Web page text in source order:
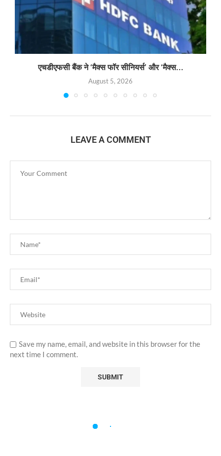
एचडीएफसी बैंक ने ‘मैक्स फॉर सीनियर्स’ और ‘मैक्स...
August 5, 2026
LEAVE A COMMENT
Save my name, email, and website in this browser for the
next time I comment.